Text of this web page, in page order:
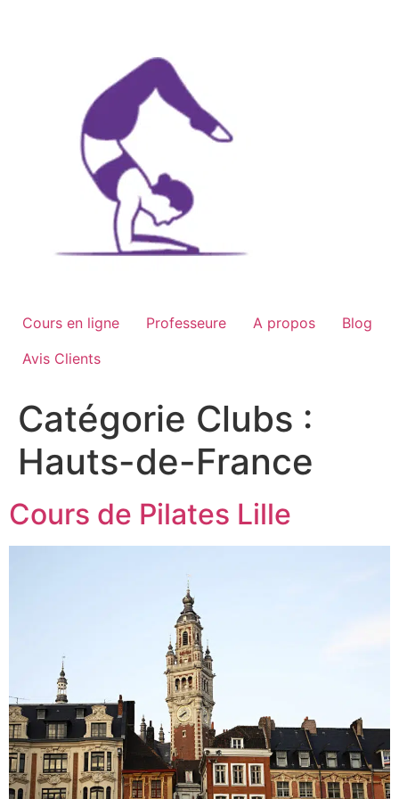
Cours en ligne Professeure A propos
Blog
Avis Clients
Catégorie Clubs :
Hauts-de-France
Cours de Pilates Lille